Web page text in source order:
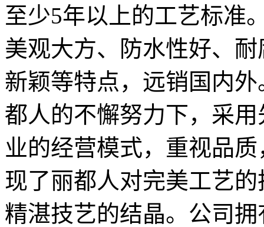
至少5年以上的工艺标准
美观大方、防水性好、
新颖等特点，远销国内
都人的不懈努力下，采
业的经营模式，重视品
现了丽都人对完美工艺
精湛技艺的结晶。公司